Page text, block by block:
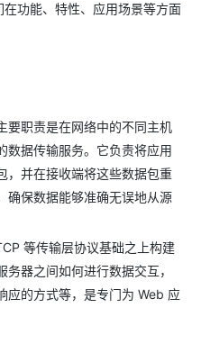
功能、特性、应用场景等方面
要职责是在网络中的不同主机
数据传输服务。它负责将应用
，并在接收端将这些数据包重
确保数据能够准确无误地从源
等传输层协议基础之上构建
器之间如何进行数据交互，
应的方式等，是专门为 Web 应